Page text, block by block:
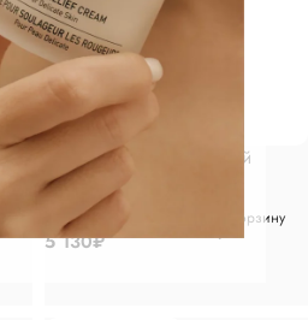
DE LUXE Антисеборейный
шампунь 200мл
5 130₽
В корзину